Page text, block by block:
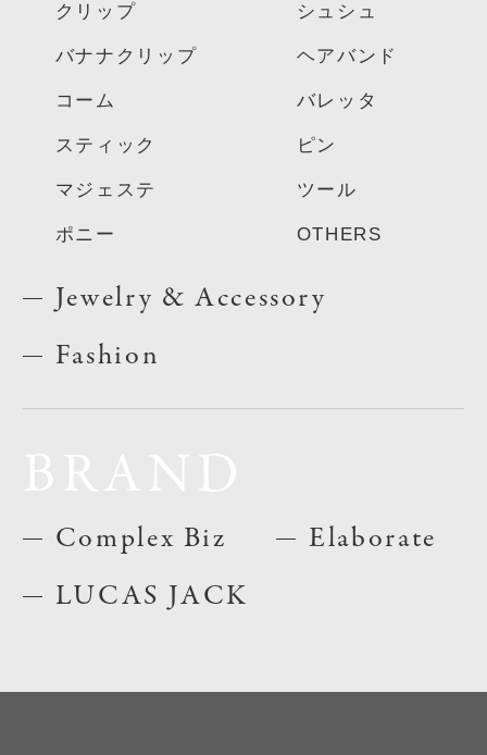
クリップ
バナナクリップ
コーム
スティック
マジェステ
ポニー
シュシュ
ヘアバンド
バレッタ
ピン
ツール
OTHERS
Jewelry & Accessory
Fashion
Complex Biz
LUCAS JACK
Elaborate